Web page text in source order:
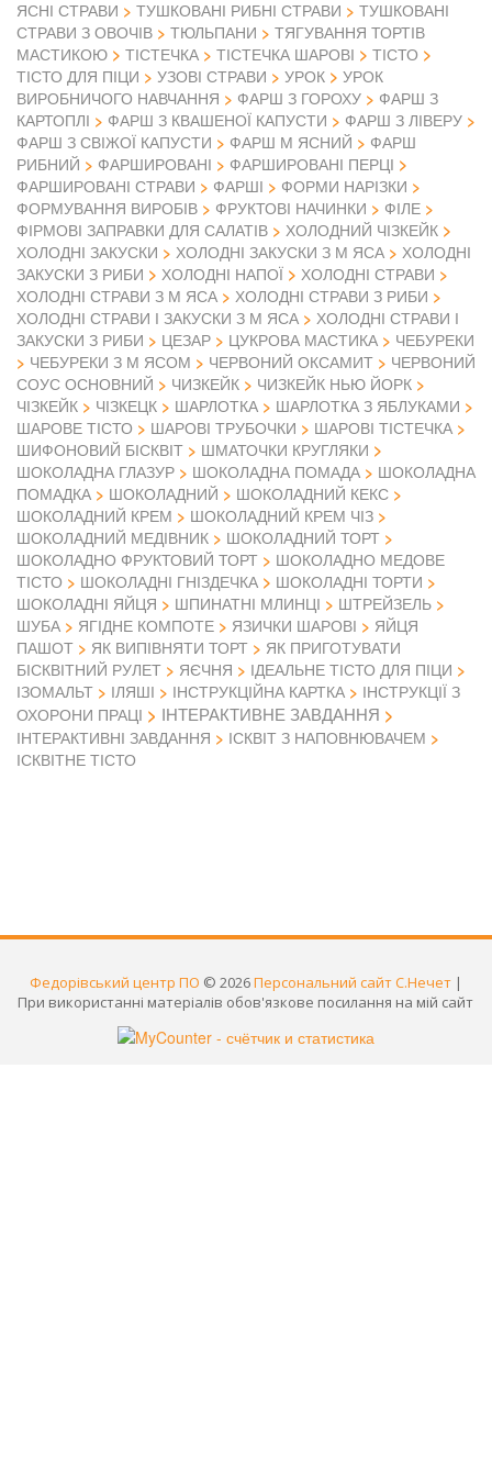
ЯСНІ СТРАВИ
ТУШКОВАНІ РИБНІ СТРАВИ
ТУШКОВАНІ
СТРАВИ З ОВОЧІВ
ТЮЛЬПАНИ
ТЯГУВАННЯ ТОРТІВ
МАСТИКОЮ
ТІСТЕЧКА ТІСТЕЧКА ШАРОВІ
ТІСТО
ТІСТО ДЛЯ ПІЦИ
УЗОВІ СТРАВИ УРОК
УРОК
ВИРОБНИЧОГО НАВЧАННЯ
ФАРШ З ГОРОХУ
ФАРШ З
КАРТОПЛІ
ФАРШ З КВАШЕНОЇ КАПУСТИ
ФАРШ З ЛІВЕРУ
ФАРШ З СВІЖОЇ КАПУСТИ
ФАРШ М ЯСНИЙ
ФАРШ
РИБНИЙ
ФАРШИРОВАНІ
ФАРШИРОВАНІ ПЕРЦІ
ФАРШИРОВАНІ СТРАВИ
ФАРШІ
ФОРМИ НАРІЗКИ
ФОРМУВАННЯ ВИРОБІВ
ФРУКТОВІ НАЧИНКИ
ФІЛЕ
ФІРМОВІ ЗАПРАВКИ ДЛЯ САЛАТІВ
ХОЛОДНИЙ ЧІЗКЕЙК
ХОЛОДНІ ЗАКУСКИ
ХОЛОДНІ ЗАКУСКИ З М ЯСА
ХОЛОДНІ
ЗАКУСКИ З РИБИ
ХОЛОДНІ НАПОЇ
ХОЛОДНІ СТРАВИ
ХОЛОДНІ СТРАВИ З М ЯСА
ХОЛОДНІ СТРАВИ З РИБИ
ХОЛОДНІ СТРАВИ І ЗАКУСКИ З М ЯСА
ХОЛОДНІ СТРАВИ І
ЗАКУСКИ З РИБИ
ЦЕЗАР ЦУКРОВА МАСТИКА
ЧЕБУРЕКИ
ЧЕБУРЕКИ З М ЯСОМ
ЧЕРВОНИЙ ОКСАМИТ
ЧЕРВОНИЙ
СОУС ОСНОВНИЙ
ЧИЗКЕЙК
ЧИЗКЕЙК НЬЮ ЙОРК
ЧІЗКЕЙК
ЧІЗКЕЦК ШАРЛОТКА
ШАРЛОТКА З ЯБЛУКАМИ
ШАРОВЕ ТІСТО
ШАРОВІ ТРУБОЧКИ
ШАРОВІ ТІСТЕЧКА
ШИФОНОВИЙ БІСКВІТ
ШМАТОЧКИ КРУГЛЯКИ
ШОКОЛАДНА ГЛАЗУР
ШОКОЛАДНА ПОМАДА
ШОКОЛАДНА
ПОМАДКА
ШОКОЛАДНИЙ
ШОКОЛАДНИЙ КЕКС
ШОКОЛАДНИЙ КРЕМ
ШОКОЛАДНИЙ КРЕМ ЧІЗ
ШОКОЛАДНИЙ МЕДІВНИК
ШОКОЛАДНИЙ ТОРТ
ШОКОЛАДНО ФРУКТОВИЙ ТОРТ
ШОКОЛАДНО МЕДОВЕ
ТІСТО
ШОКОЛАДНІ ГНІЗДЕЧКА
ШОКОЛАДНІ ТОРТИ
ШОКОЛАДНІ ЯЙЦЯ
ШПИНАТНІ МЛИНЦІ
ШТРЕЙЗЕЛЬ
ШУБА
ЯГІДНЕ КОМПОТЕ ЯЗИЧКИ ШАРОВІ
ЯЙЦЯ
ПАШОТ
ЯК ВИПІВНЯТИ ТОРТ
ЯК ПРИГОТУВАТИ
БІСКВІТНИЙ РУЛЕТ
ЯЄЧНЯ
ІДЕАЛЬНЕ ТІСТО ДЛЯ ПІЦИ
ІЗОМАЛЬТ
ІЛЯШІ ІНСТРУКЦІЙНА КАРТКА
ІНСТРУКЦІЇ З
ОХОРОНИ ПРАЦІ
ІНТЕРАКТИВНЕ ЗАВДАННЯ
ІНТЕРАКТИВНІ ЗАВДАННЯ
ІСКВІТ З НАПОВНЮВАЧЕМ
ІСКВІТНЕ ТІСТО
Федорівський центр ПО © 2026Персональний сайт С.Нечет |
При використанні матеріалів обов'язкове посилання на мій сайт